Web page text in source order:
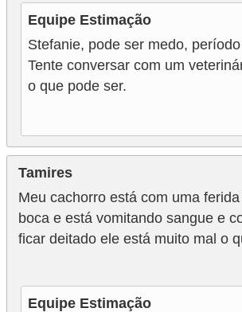
Equipe Estimação
Stefanie, pode ser medo,
Tente conversar com um
o que pode ser.
Tamires
Meu cachorro está com uma
boca e está vomitando sangue e
ficar deitado ele está muito mal o
Equipe Estimação